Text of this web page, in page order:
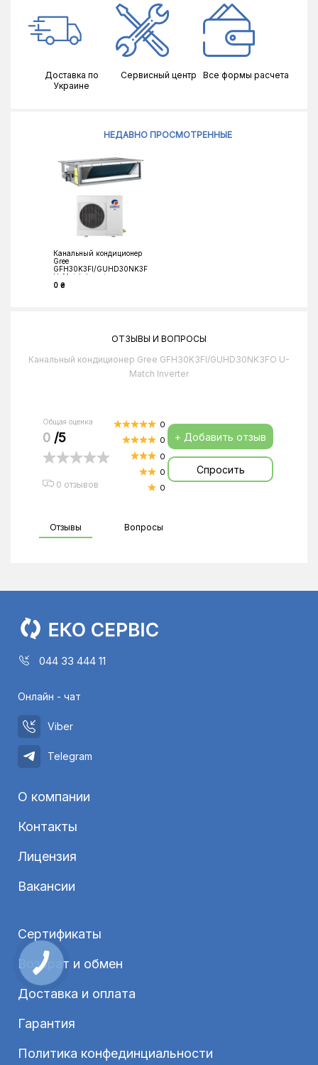
Доставка по
Украине
Сервисный центр Все формы расчета
НЕДАВНО ПРОСМОТРЕННЫЕ
Канальный кондиционер
Gree
GFH30K3FI/GUHD30NK3FO
U-Match Inverter
0 ₴
ОТЗЫВЫ И ВОПРОСЫ
Канальный кондиционер Gree GFH30K3FI/GUHD30NK3FO U-
Match Inverter
Общая оценка
0 /5
0 отзывов
0
0
0
0
0
+ Добавить отзыв
Спросить
Отзывы Вопросы
044 33 444 11
Онлайн - чат
Viber
Telegram
О компании
Контакты
Лицензия
Вакансии
Сертификаты
Возврат и обмен
Доставка и оплата
Гарантия
Политика конфединциальности